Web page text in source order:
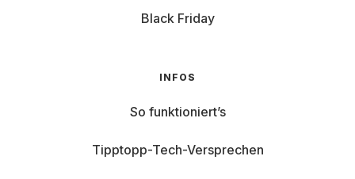
Black Friday
INFOS
So funktioniert’s
Tipptopp-Tech-Versprechen